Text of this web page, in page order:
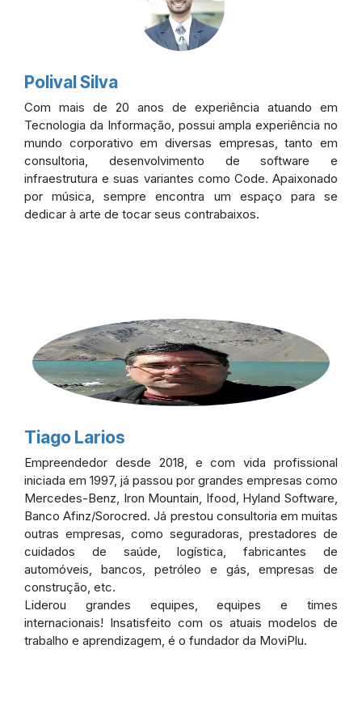
Polival Silva
Com mais de 20 anos de experiência atuando em
Tecnologia da Informação, possui ampla experiência no
mundo corporativo em diversas empresas, tanto em
consultoria, desenvolvimento de software e
infraestrutura e suas variantes como Code. Apaixonado
por música, sempre encontra um espaço para se
dedicar à arte de tocar seus contrabaixos.
Tiago Larios
Empreendedor desde 2018, e com vida profissional
iniciada em 1997, já passou por grandes empresas como
Mercedes-Benz, Iron Mountain, Ifood, Hyland Software,
Banco Afinz/Sorocred. Já prestou consultoria em muitas
outras empresas, como seguradoras, prestadores de
cuidados de saúde, logística, fabricantes de
automóveis, bancos, petróleo e gás, empresas de
construção, etc.
Liderou grandes equipes, equipes e times
internacionais! Insatisfeito com os atuais modelos de
trabalho e aprendizagem, é o fundador da MoviPlu.